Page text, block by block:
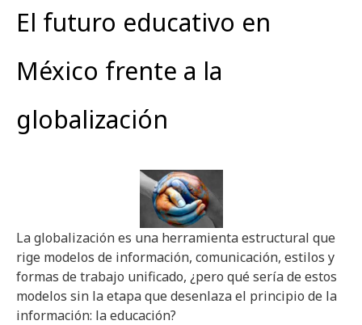
El futuro educativo en
México frente a la
globalización
La globalización es una herramienta estructural que
rige modelos de información, comunicación, estilos y
formas de trabajo unificado, ¿pero qué sería de estos
modelos sin la etapa que desenlaza el principio de la
información: la educación?